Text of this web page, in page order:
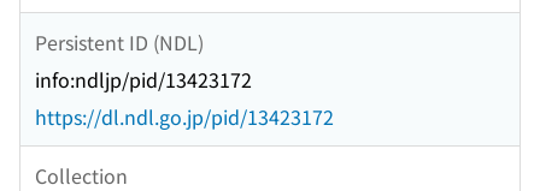
Persistent ID (NDL)
info:ndljp/pid/13423172
https://dl.ndl.go.jp/pid/13423172
Collection